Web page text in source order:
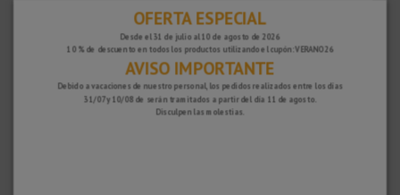
100% segura y con protección, puedes pagar con Tarjeta, Bizum,
GARANTÍA DE SATISFACCIÓN
Tienes 15 días para devolver tu compra si no estás del todo satisfecho y 2
años de garantía en todos nuestros productos.
OFERTA ESPECIAL
Desde el 31 de julio al 10 de agosto de 2026
10 % de descuento en todos los productos utilizando el cupón: VERANO26
AVISO IMPORTANTE
Debido a vacaciones de nuestro personal, los pedidos realizados entre los días
31/07 y 10/08 de serán tramitados a partir del día 11 de agosto.
Disculpen las molestias.